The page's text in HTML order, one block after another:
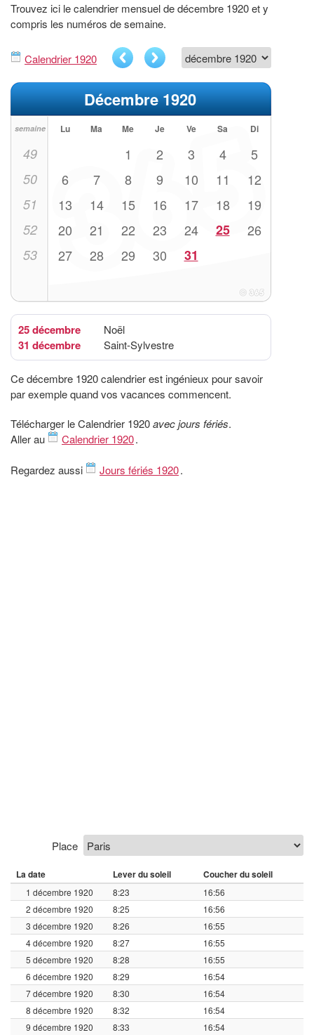
Trouvez ici le calendrier mensuel de décembre 1920 et y
compris les numéros de semaine.
Calendrier 1920
Décembre 1920
semaine Lu Ma Me Je Ve Sa Di
49 1 2 3 4 5
50 6 7 8 9 10 11 12
51 13 14 15 16 17 18 19
52 20 21 22 23 24 25 26
53 27 28 29 30 31
25 décembre Noël
31 décembre Saint-Sylvestre
Ce décembre 1920 calendrier est ingénieux pour savoir
par exemple quand vos vacances commencent.
Télécharger le Calendrier 1920avec jours fériés.
Aller au
Calendrier 1920.
Regardez aussi Jours fériés 1920.
Place
La date Lever du soleil Coucher du soleil
1 décembre 1920 8:23
16:56
2 décembre 1920
8:25
16:56
3 décembre 1920
8:26
16:55
4 décembre 1920
8:27
16:55
5 décembre 1920
8:28
16:55
6 décembre 1920
8:29
16:54
7 décembre 1920
8:30
16:54
8 décembre 1920
8:32
16:54
9 décembre 1920
8:33 16:54